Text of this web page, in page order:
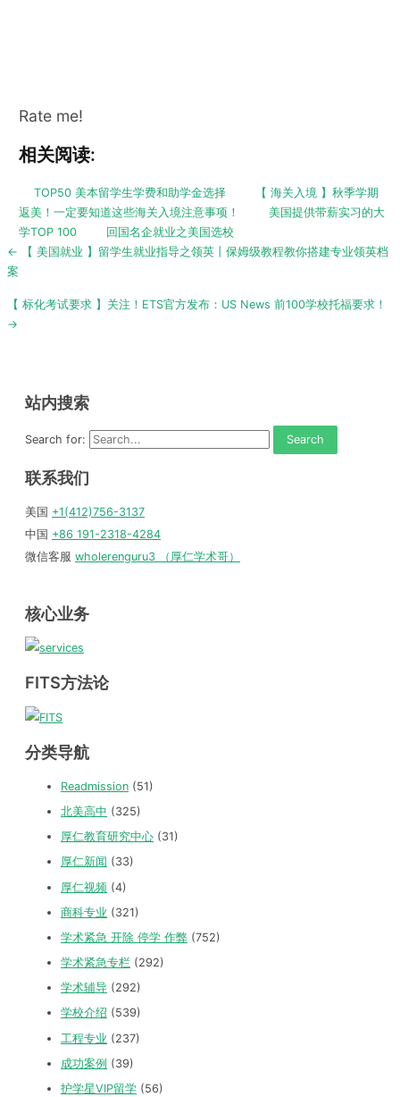
Rate me!
相关阅读:
TOP50 美本留学生学费和助学金选择
【 海关入境 】秋季学期
返美！一定要知道这些海关入境注意事项！
美国提供带薪实习的大
学TOP 100
回国名企就业之美国选校
Post
navigation
← 【 美国就业 】留学生就业指导之领英丨保姆级教程教你搭建专业领英档
案
【 标化考试要求 】关注！ETS官方发布：US News 前100学校托福要求！
→
站内搜索
Search for:
联系我们
美国 +1(412)756-3137
中国 +86 191-2318-4284
微信客服 wholerenguru3 （厚仁学术哥）
核心业务
FITS方法论
分类导航
Readmission (51)
北美高中 (325)
厚仁教育研究中心 (31)
厚仁新闻 (33)
厚仁视频 (4)
商科专业 (321)
学术紧急 开除 停学 作弊 (752)
学术紧急专栏 (292)
学术辅导 (292)
学校介绍 (539)
工程专业 (237)
成功案例 (39)
护学星VIP留学 (56)